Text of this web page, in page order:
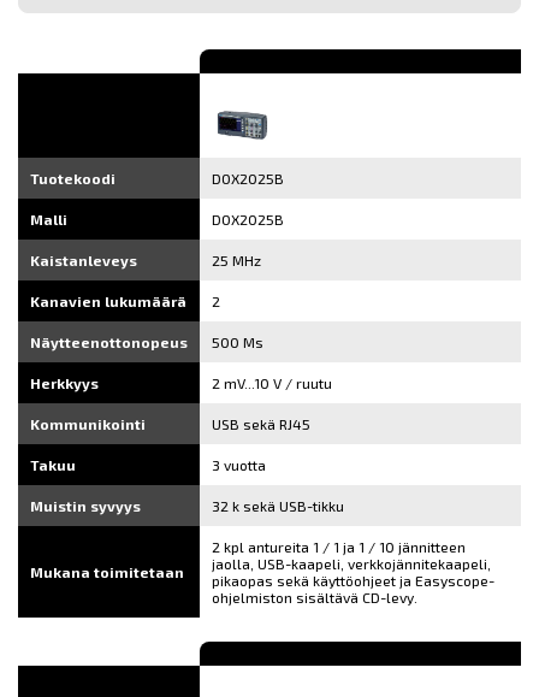
Tuotekoodi DOX2025B
Malli DOX2025B
Kaistanleveys 25 MHz
Kanavien lukumäärä 2
Näytteenottonopeus 500 Ms
Herkkyys 2 mV...10 V / ruutu
Kommunikointi USB sekä RJ45
Takuu 3 vuotta
Muistin syvyys 32 k sekä USB-tikku
Mukana toimitetaan
2 kpl antureita 1 / 1 ja 1 / 10 jännitteen
jaolla, USB-kaapeli, verkkojännitekaapeli,
pikaopas sekä käyttöohjeet ja Easyscope-
ohjelmiston sisältävä CD-levy.